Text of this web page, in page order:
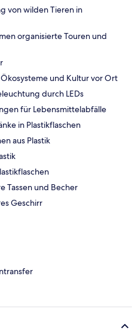
von wilden Tieren in
organisierte Touren und
und Kultur vor Ort
durch LEDs
für Lebensmittelabfälle
in Plastikflaschen
aus Plastik
Tassen und Becher
Geschirr